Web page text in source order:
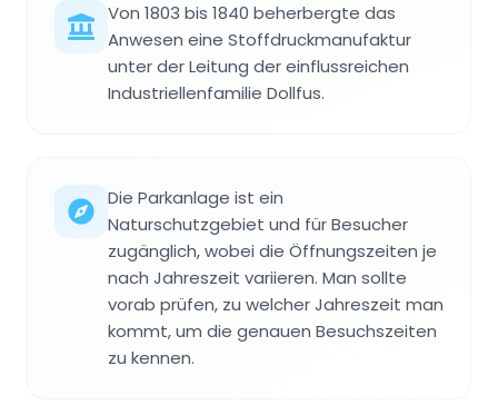
Von 1803 bis 1840 beherbergte das
Anwesen eine Stoffdruckmanufaktur
unter der Leitung der einflussreichen
Industriellenfamilie Dollfus.
Die Parkanlage ist ein
Naturschutzgebiet und für Besucher
zugänglich, wobei die Öffnungszeiten je
nach Jahreszeit variieren. Man sollte
vorab prüfen, zu welcher Jahreszeit man
kommt, um die genauen Besuchszeiten
zu kennen.